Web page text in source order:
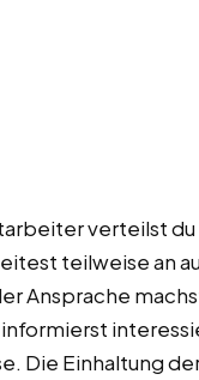
verteilst du
teilweise an
Ansprache
Die Einhaltung